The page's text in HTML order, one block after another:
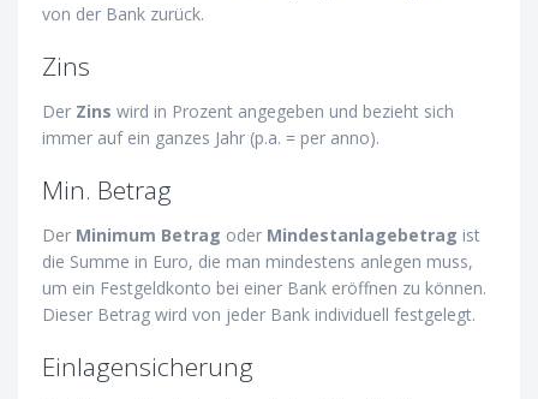
von der Bank zurück.
Zins
Der Zins wird in Prozent angegeben und bezieht sich
immer auf ein ganzes Jahr (p.a. = per anno).
Min. Betrag
Der Minimum Betrag oder Mindestanlagebetrag ist
die Summe in Euro, die man mindestens anlegen muss,
um ein Festgeldkonto bei einer Bank eröffnen zu können.
Dieser Betrag wird von jeder Bank individuell festgelegt.
Einlagensicherung